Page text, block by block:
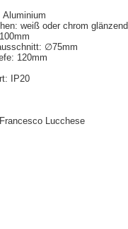
Aluminium
weiß oder chrom glänzend
∅75mm
120mm
IP20
Lucchese